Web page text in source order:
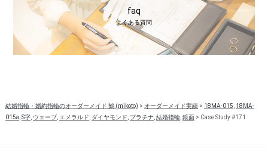
faq
よくある質問
結婚指輪・婚約指輪のオーダーメイド 鶴 (mikoto) > オーダーメイド実績> 18MA-015 18MA-
015a S字, ウェーブ, エメラルド ダイヤモンド プラチナ 結婚指輪, 鏡面> Case Study #171